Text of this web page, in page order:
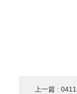
上一篇 :